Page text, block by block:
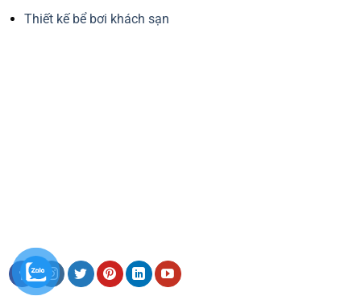
Thiết kế bể bơi khách sạn